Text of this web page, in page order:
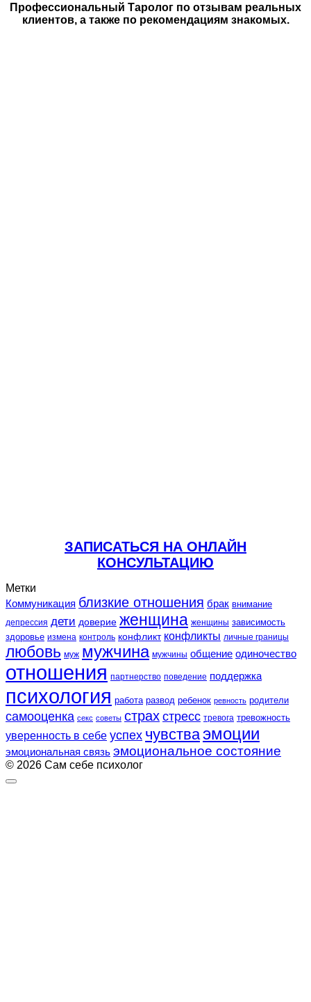
Профессиональный Таролог по отзывам реальных
клиентов, а также по рекомендациям знакомых.
ЗАПИСАТЬСЯ НА ОНЛАЙН
КОНСУЛЬТАЦИЮ
Метки
Коммуникация близкие отношения брак внимание
депрессия дети доверие женщина женщины зависимость
здоровье измена контроль конфликт конфликты личные границы
любовь муж мужчина мужчины общение одиночество
отношения партнерство поведение поддержка
психология работа развод ребенок ревность родители
самооценка секс советы страхстресс тревога тревожность
уверенность в себе успех чувстваэмоции
эмоциональная связь эмоциональное состояние
© 2026 Сам себе психолог